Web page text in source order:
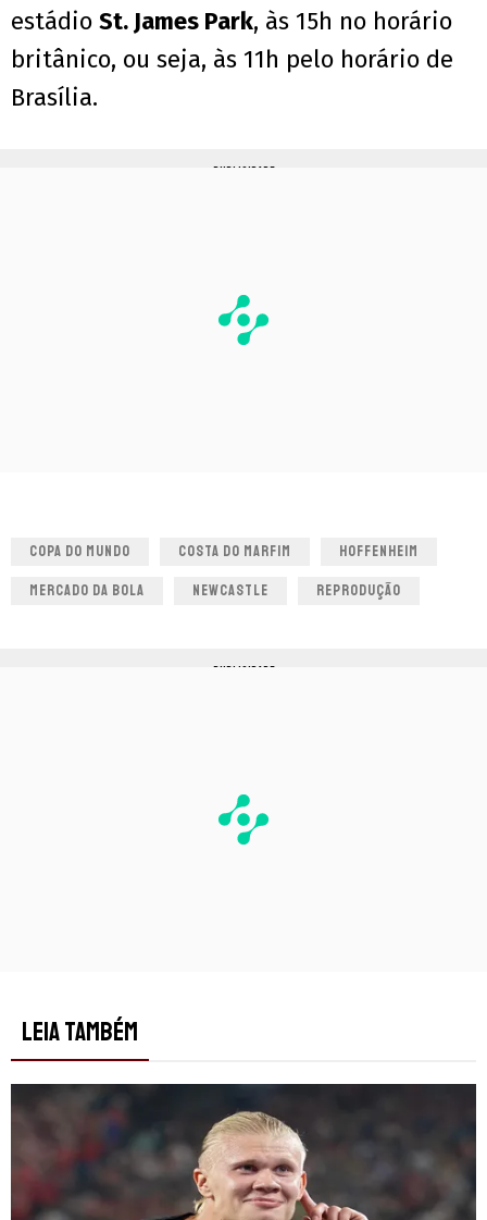
estádio St. James Park, às 15h no horário
britânico, ou seja, às 11h pelo horário de
Brasília.
PUBLICIDADE
COPA DO MUNDO COSTA DO MARFIM HOFFENHEIM
MERCADO DA BOLA NEWCASTLE REPRODUÇÃO
PUBLICIDADE
LEIA TAMBÉM